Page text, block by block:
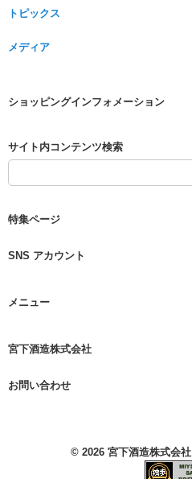
トピックス
メディア
ショッピングインフォメーション
サイト内コンテンツ検索
特集ページ
SNS アカウント
メニュー
宮下酒造株式会社
お問い合わせ
© 2026 宮下酒造株式会社